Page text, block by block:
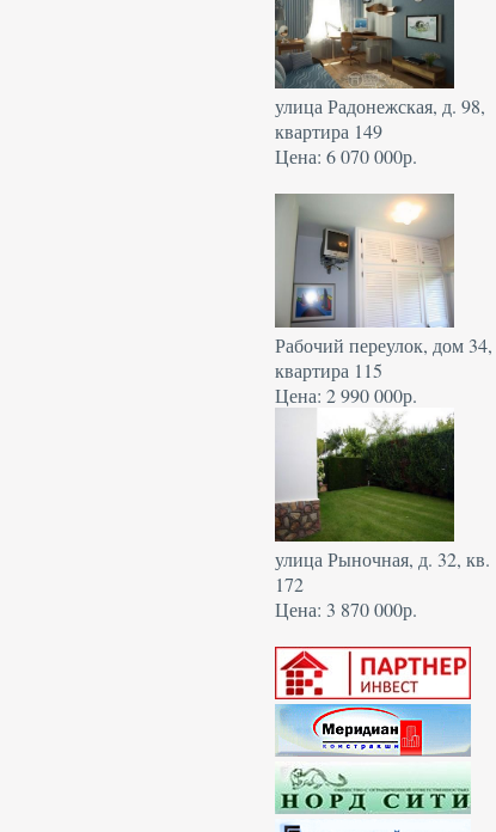
улица Радонежская, д. 98,
квартира 149
Цена: 6 070 000р.
Рабочий переулок, дом 34,
квартира 115
Цена: 2 990 000р.
улица Рыночная, д. 32, кв.
172
Цена: 3 870 000р.